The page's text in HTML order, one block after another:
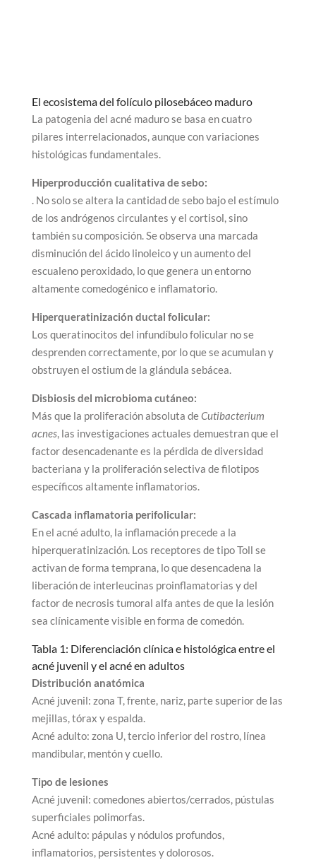
El ecosistema del folículo pilosebáceo maduro
La patogenia del acné maduro se basa en cuatro
pilares interrelacionados, aunque con variaciones
histológicas fundamentales.
Hiperproducción cualitativa de sebo:
. No solo se altera la cantidad de sebo bajo el estímulo
de los andrógenos circulantes y el cortisol, sino
también su composición. Se observa una marcada
disminución del ácido linoleico y un aumento del
escualeno peroxidado, lo que genera un entorno
altamente comedogénico e inflamatorio.
Hiperqueratinización ductal folicular:
Los queratinocitos del infundíbulo folicular no se
desprenden correctamente, por lo que se acumulan y
obstruyen el ostium de la glándula sebácea.
Disbiosis del microbioma cutáneo:
Más que la proliferación absoluta deCutibacterium
acnes, las investigaciones actuales demuestran que el
factor desencadenante es la pérdida de diversidad
bacteriana y la proliferación selectiva de filotipos
específicos altamente inflamatorios.
Cascada inflamatoria perifolicular:
En el acné adulto, la inflamación precede a la
hiperqueratinización. Los receptores de tipo Toll se
activan de forma temprana, lo que desencadena la
liberación de interleucinas proinflamatorias y del
factor de necrosis tumoral alfa antes de que la lesión
sea clínicamente visible en forma de comedón.
Tabla 1: Diferenciación clínica e histológica entre el
acné juvenil y el acné en adultos
Distribución anatómica
Acné juvenil: zona T, frente, nariz, parte superior de las
mejillas, tórax y espalda.
Acné adulto: zona U, tercio inferior del rostro, línea
mandibular, mentón y cuello.
Tipo de lesiones
Acné juvenil: comedones abiertos/cerrados, pústulas
superficiales polimorfas.
Acné adulto: pápulas y nódulos profundos,
inflamatorios, persistentes y dolorosos.